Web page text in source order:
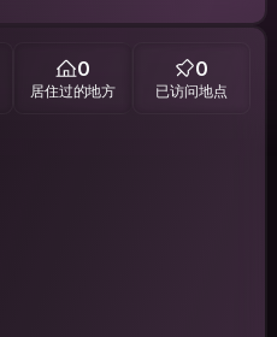
0
居住过的地方
0
已访问地点